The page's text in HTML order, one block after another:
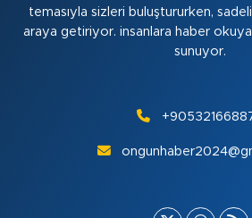
temasıyla sizleri buluştururken,
araya getiriyor. insanlara haber
sunuyor.